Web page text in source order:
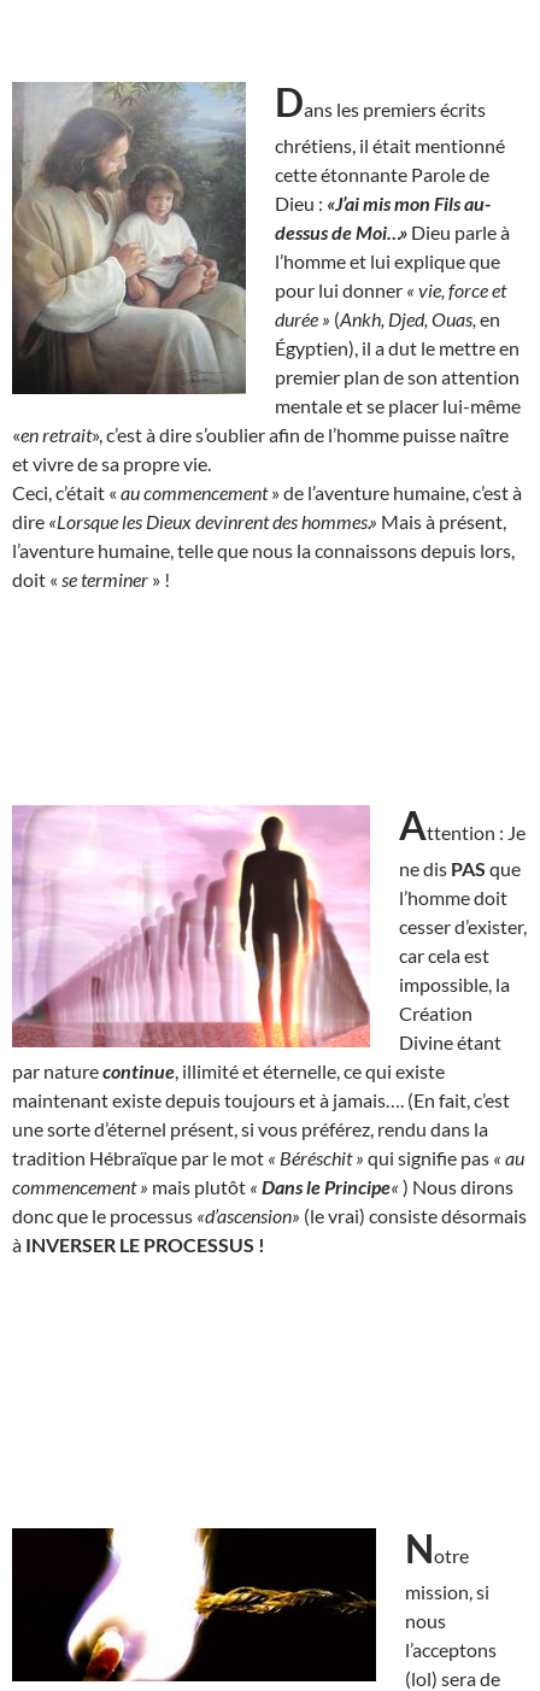
Dans les premiers écrits
chrétiens, il était mentionné
cette étonnante Parole de
Dieu : «J’ai mis mon Fils au-
dessus de Moi…» Dieu parle à
l’homme et lui explique que
pour lui donner « vie, force et
durée » (Ankh, Djed, Ouas, en
Égyptien), il a dut le mettre en
premier plan de son attention
mentale et se placer lui-même
«en retrait», c’est à dire s’oublier afin de l’homme puisse naître
et vivre de sa propre vie.
Ceci, c’était « au commencement» de l’aventure humaine, c’est à
dire «Lorsque les Dieux devinrent des hommes.» Mais à présent,
l’aventure humaine, telle que nous la connaissons depuis lors,
doit « se terminer » !
Attention : Je
ne dis PAS que
l’homme doit
cesser d’exister,
car cela est
impossible, la
Création
Divine étant
par naturecontinue , illimité et éternelle, ce qui existe
maintenant existe depuis toujours et à jamais…. (En fait, c’est
une sorte d’éternel présent, si vous préférez, rendu dans la
tradition Hébraïque par le mot « Béréschit » qui signifie pas « au
commencement » mais plutôt « Dans le Principe« ) Nous dirons
donc que le processus «d’ascension» (le vrai) consiste désormais
à INVERSER LE PROCESSUS !
Notre
mission, si
nous
l’acceptons
(lol) sera de